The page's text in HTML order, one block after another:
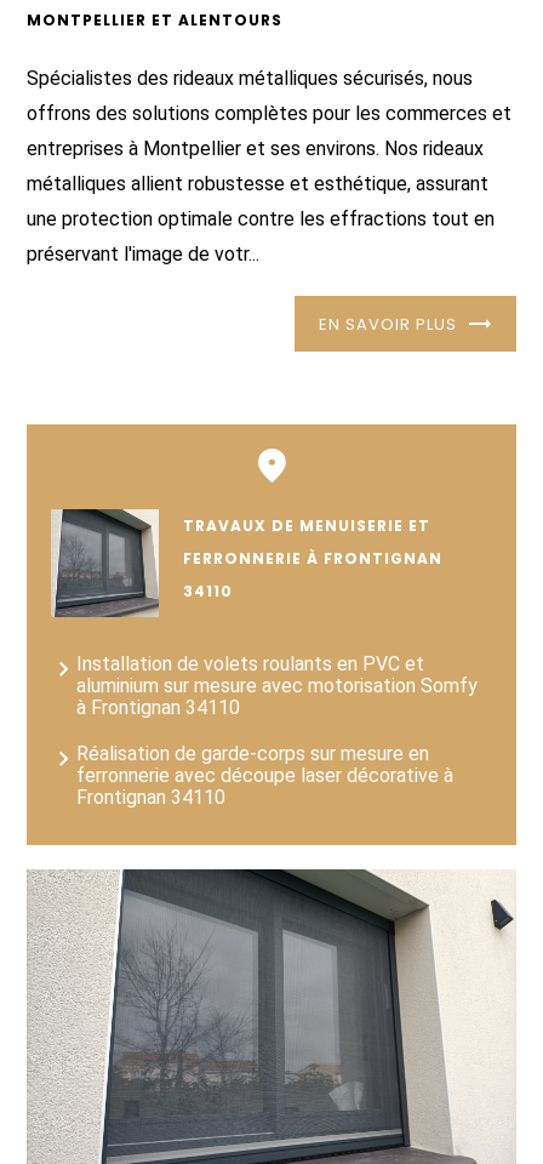
MONTPELLIER ET ALENTOURS
Spécialistes des rideaux métalliques sécurisés, nous
offrons des solutions complètes pour les commerces et
entreprises à Montpellier et ses environs. Nos rideaux
métalliques allient robustesse et esthétique, assurant
une protection optimale contre les effractions tout en
préservant l'image de votr...
EN SAVOIR PLUS
TRAVAUX DE MENUISERIE ET
FERRONNERIE À FRONTIGNAN
34110
Installation de volets roulants en PVC et
aluminium sur mesure avec motorisation Somfy
à Frontignan 34110
Réalisation de garde-corps sur mesure en
ferronnerie avec découpe laser décorative à
Frontignan 34110